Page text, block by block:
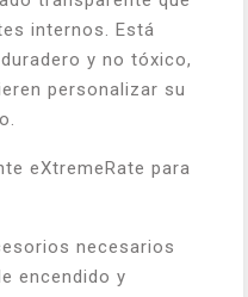
internos. Está
y no tóxico,
personalizar su
necesarios
encendido y